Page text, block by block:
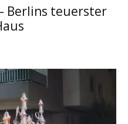
Berlins teuerster